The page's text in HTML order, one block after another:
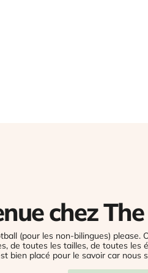
chez
(pour les non-bilingues) please.
de toutes les tailles, de toutes les
bien placé pour le savoir car nous